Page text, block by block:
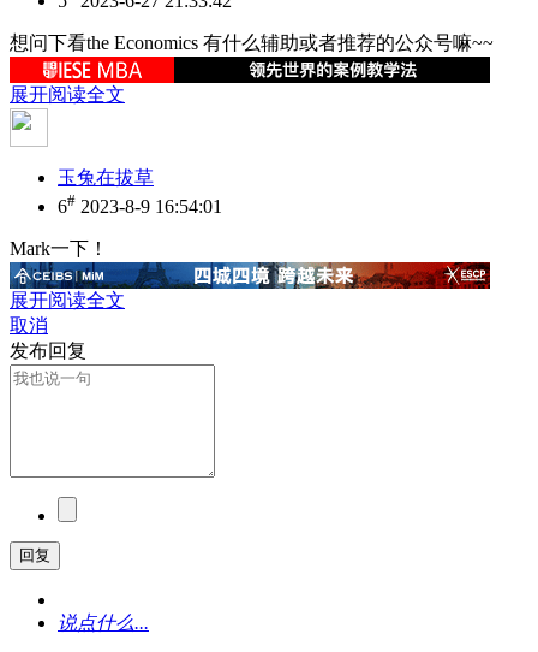
想问下看the Economics 有什么辅助或者推荐的公众号嘛~~
展开阅读全文
玉兔在拔草
6# 2023-8-9 16:54:01
Mark一下！
展开阅读全文
取消
发布回复
回复
说点什么...